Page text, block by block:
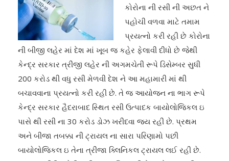
કોરોના ની રસી ની અછત ને
પહોચી વળવા માટે તમામ
પ્રયત્નો કરી રહી છે કોરોના
ની બીજી લહેર માં દેશ માં ખૂબ જ કહેર ફેલાવી દીધો છે જેથી
કેન્દ્ર સરકાર ત્રીજી લહેર ની અગમચેતી રૂપે ડિસેમ્બર સુધી
200 કરોડ થી વધુ રસી મેળવી દેશ ને આ મહામારી માં થી
બચાવવાના પ્રયત્નો કરી રહી છે. તે જ આયોજન ના ભાગ રૂપે
કેન્દ્ર સરકાર હૈદરાબાદ સ્થિત રસી ઉત્પાદક બાયોલોજિકલ ઇ
પાસે થી રસી ના 30 કરોડ ડોઝ ખરીદવા જય રહી છે. પ્રથમ
અને બીજા તબક્કા ની ટ્રાયલ ના સારા પરિણામો પછી
બાયોલોજિકલ ઇ તેના ત્રીજા ક્લિનિકલ ટ્રાયલ લઈ રહી છે.